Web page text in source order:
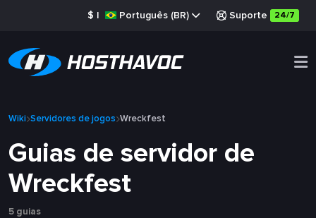
$ | Português (BR) Suporte 24/7
Wiki Servidores de jogos Wreckfest
Guias de servidor de
Wreckfest
5 guias